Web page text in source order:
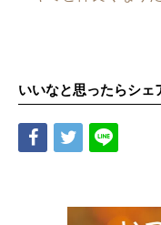
いいなと思ったらシェ
Share Tweet